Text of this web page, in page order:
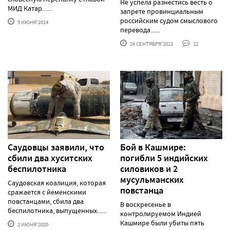
МИД Катар......
9 ИЮНЯ'2014
Не успела разнестись весть о
запрете провинциальным
российским судом смыслового
перевода......
24 СЕНТЯБРЯ'2013 12
Саудовцы заявили, что
сбили два хуситских
беспилотника
Саудовская коалиция, которая
сражается с йеменскими
повстанцами, сбила два
беспилотника, выпущенных......
2 ИЮНЯ'2020
Бой в Кашмире:
погибли 5 индийских
силовиков и 2
мусульманских
повстанца
В воскресенье в
контролируемом Индией
Кашмире были убиты пять